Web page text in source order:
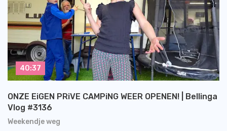
Weekendje weg
ONZE EiGEN PRiVE CAMPiNG WEER OPENEN! | Bellinga
Vlog #3136
40:37